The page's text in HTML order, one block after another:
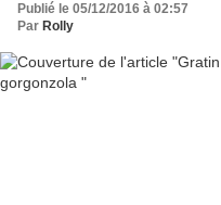
Publié le 05/12/2016 à 02:57
Par Rolly